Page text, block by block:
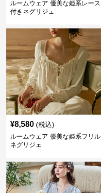
ルームウェア 優美な姫系レース
付きネグリジェ
¥8,580 (税込)
ルームウェア 優美な姫系フリル
ネグリジェ